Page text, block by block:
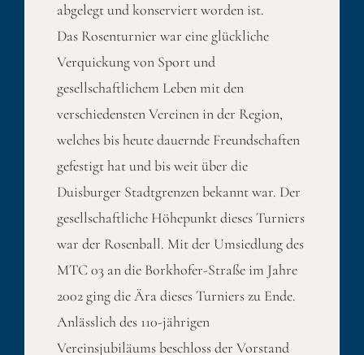
abgelegt und konserviert worden ist.
Das Rosenturnier war eine glückliche
Verquickung von Sport und
gesellschaftlichem Leben mit den
verschiedensten Vereinen in der Region,
welches bis heute dauernde Freundschaften
gefestigt hat und bis weit über die
Duisburger Stadtgrenzen bekannt war. Der
gesellschaftliche Höhepunkt dieses Turniers
war der Rosenball. Mit der Umsiedlung des
MTC 03 an die Borkhofer-Straße im Jahre
2002 ging die Ära dieses Turniers zu Ende.
Anlässlich des 110-jährigen
Vereinsjubiläums beschloss der Vorstand